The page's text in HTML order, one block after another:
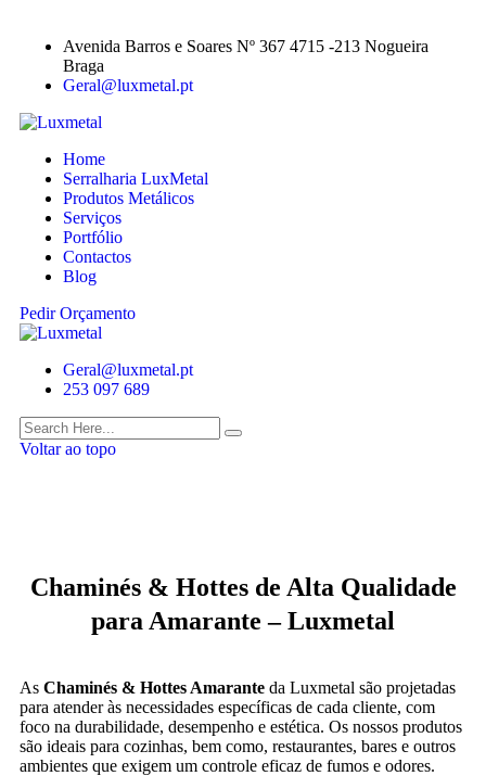
Avenida Barros e Soares Nº 367 4715 -213 Nogueira
Braga
Geral@luxmetal.pt
Home
Serralharia LuxMetal
Produtos Metálicos
Serviços
Portfólio
Contactos
Blog
Pedir Orçamento
Geral@luxmetal.pt
253 097 689
Voltar ao topo
Chaminés & Hottes de Alta Qualidade
para Amarante – Luxmetal
As Chaminés & Hottes Amarante da Luxmetal são projetadas
para atender às necessidades específicas de cada cliente, com
foco na durabilidade, desempenho e estética. Os nossos produtos
são ideais para cozinhas, bem como, restaurantes, bares e outros
ambientes que exigem um controle eficaz de fumos e odores.